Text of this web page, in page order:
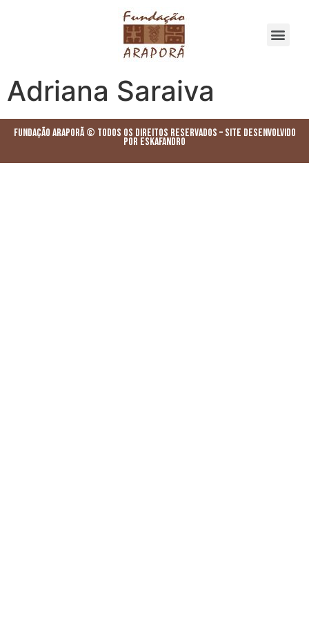
Adriana Saraiva
Fundação Araporã © Todos os Direitos Reservados – Site desenvolvido
por ESKAFANDRO